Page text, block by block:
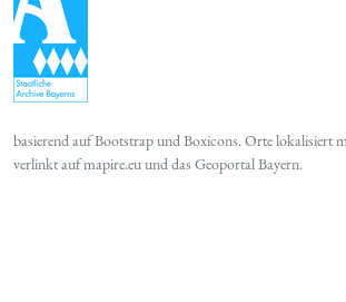
basierend aufBootstrapundBoxicons. Orte lokalisiert
verlinkt aufmapire.euund das Geoportal Bayern.